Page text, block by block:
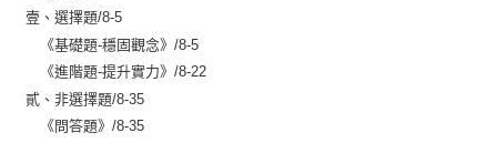
壹、選擇題/8-5
《基礎題-穩固觀念》/8-5
《進階題-提升實力》/8-22
貳、非選擇題/8-35
《問答題》/8-35